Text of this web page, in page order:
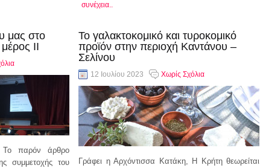
συνέχεια..
μας στο
ΙI
Το παρόν άρθρο
συμμετοχής του
Το γαλακτοκομικό και τυροκομικό
προϊόν στην περιοχή Καντάνου –
Σελίνου
12 Ιουλίου 2023 Χωρίς Σχόλια
Γράφει η Αρχόντισσα Κατάκη, Η Κρήτη θεωρείται